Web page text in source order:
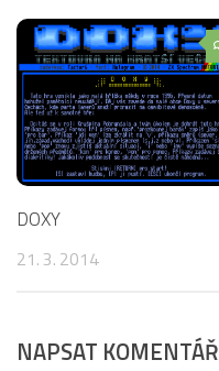
DOXY
21. 3. 2014
NAPSAT KOMENTÁŘ